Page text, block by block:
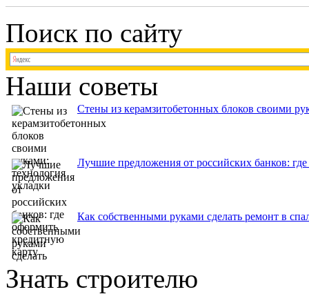
Поиск по сайту
Наши советы
Стены из керамзитобетонных блоков своими
Лучшие предложения от российских банков:
Как собственными руками сделать ремонт в
Знать строителю